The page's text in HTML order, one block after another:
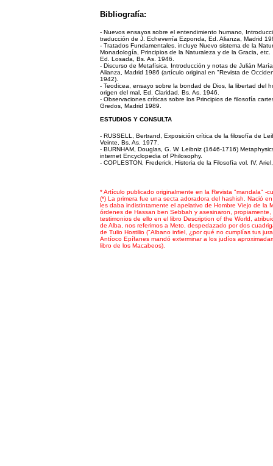
Bibliografía:
- Nuevos ensayos sobre el entendimiento humano,
traducción de J. Echeverría Ezponda, Ed. Alianza, Madrid
- Tratados Fundamentales, incluye Nuevo sistema de la
Monadología, Principios de la Naturaleza y de la Gracia, etc.
Ed. Losada, Bs. As. 1946.
- Discurso de Metafísica, Introducción y notas de Julián
Alianza, Madrid 1986 (artículo original en "Revista de
1942).
- Teodicea, ensayo sobre la bondad de Dios, la libertad del
origen del mal, Ed. Claridad, Bs. As. 1946.
- Observaciones críticas sobre los Principios de filosofía
Gredos, Madrid 1989.
ESTUDIOS Y CONSULTA
- RUSSELL, Bertrand, Exposición crítica de la filosofía de
Veinte, Bs. As. 1977.
- BURNHAM, Douglas, G. W. Leibniz (1646-1716)
internet Encyclopedia of Philosophy.
- COPLESTON, Frederick, Historia de la Filosofía vol. IV,
* Artículo publicado originalmente en la Revista "mandala" -
(*) La primera fue una secta adoradora del hashish. Nació
les daba indistintamente el apelativo de Hombre Viejo de la
órdenes de Hassan ben Sebbah y asesinaron,
testimonios de ello en el libro Description of the World,
de Alba, nos referimos a Meto, despedazado por dos
de Tulio Hostilio ("Albano infiel, ¿por qué no cumplías tus
Antíoco Epífanes mandó exterminar a los judíos
libro de los Macabeos).